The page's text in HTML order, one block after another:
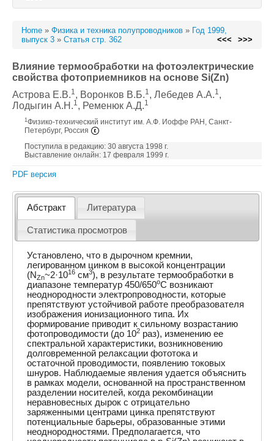
Home » Физика и техника полупроводников » Год 1999,
выпуск 3 » Статья стр. 362 <<< >>>
Влияние термообработки на фотоэлектрические
свойства фотоприемников на основе Si(Zn)
Астрова Е.В.1, Воронков В.Б.1, Лебедев А.А.1,
Лодыгин А.Н.1, Ременюк А.Д.1
1 Физико-технический институт им. А.Ф. Иоффе РАН, Санкт-
Петербург, Россия
Поступила в редакцию: 30 августа 1998 г.
Выставление онлайн: 17 февраля 1999 г.
PDF версия
Абстракт Литература
Статистика просмотров
Установлено, что в дырочном кремнии,
легированном цинком в высокой концентрации
(NZn~2·1016 см3), в результате термообработки в
диапазоне температур 450/650oC возникают
неоднородности электропроводности, которые
препятствуют устойчивой работе преобразователя
изображения ионизационного типа. Их
формирование приводит к сильному возрастанию
фотопроводимости (до 102 раз), изменению ее
спектральной характеристики, возникновению
долговременной релаксации фототока и
остаточной проводимости, появлению токовых
шнуров. Наблюдаемые явления удается объяснить
в рамках модели, основанной на пространственном
разделении носителей, когда рекомбинации
неравновесных дырок с отрицательно
заряженными центрами цинка препятствуют
потенциальные барьеры, образованные этими
неоднородностями. Предполагается, что